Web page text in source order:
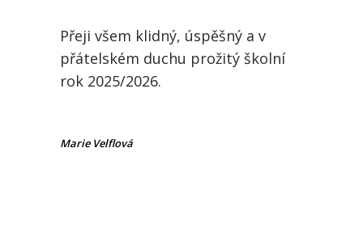
Přeji všem klidný, úspěšný a v
přátelském duchu prožitý školní
rok 2025/2026.
Marie Velflová